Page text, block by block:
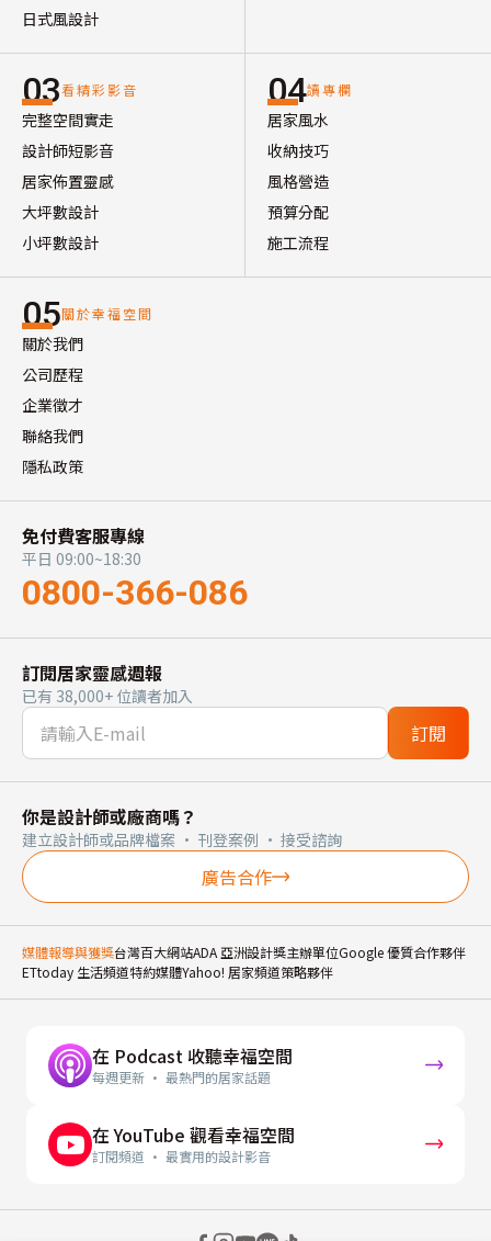
日式風設計
03看精彩影音
完整空間實走
設計師短影音
居家佈置靈感
大坪數設計
小坪數設計
04讀專欄
居家風水
收納技巧
風格營造
預算分配
施工流程
05關於幸福空間
關於我們
公司歷程
企業徵才
聯絡我們
隱私政策
免付費客服專線
平日 09:00~18:30
0800-366-086
訂閱居家靈感週報
已有 38,000+ 位讀者加入
訂閱
你是設計師或廠商嗎？
建立設計師或品牌檔案 · 刊登案例 · 接受諮詢
廣告合作
媒體報導與獲獎台灣百大網站ADA 亞洲設計獎主辦單位Google 優質合作夥伴
ETtoday 生活頻道特約媒體Yahoo! 居家頻道策略夥伴
在 Podcast 收聽幸福空間
每週更新 · 最熱門的居家話題
在 YouTube 觀看幸福空間
訂閱頻道 · 最實用的設計影音